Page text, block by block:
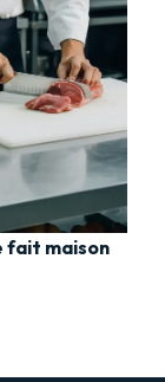
fait maison